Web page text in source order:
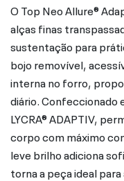
O Top Neo Allure®
alças finas
sustentação para
bojo removível,
interna no forro,
diário. Confeccionado
LYCRA® ADAPTIV,
corpo com máximo
leve brilho adiciona
torna a peça ideal